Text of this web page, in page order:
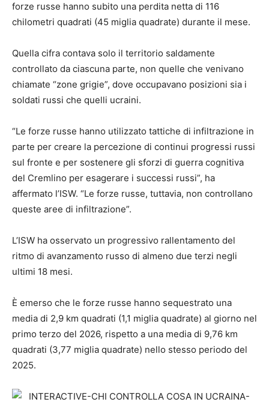
forze russe hanno subito una perdita netta di 116
chilometri quadrati (45 miglia quadrate) durante il mese.
Quella cifra contava solo il territorio saldamente
controllato da ciascuna parte, non quelle che venivano
chiamate “zone grigie”, dove occupavano posizioni sia i
soldati russi che quelli ucraini.
“Le forze russe hanno utilizzato tattiche di infiltrazione in
parte per creare la percezione di continui progressi russi
sul fronte e per sostenere gli sforzi di guerra cognitiva
del Cremlino per esagerare i successi russi”, ha
affermato l’ISW. “Le forze russe, tuttavia, non controllano
queste aree di infiltrazione”.
L’ISW ha osservato un progressivo rallentamento del
ritmo di avanzamento russo di almeno due terzi negli
ultimi 18 mesi.
È emerso che le forze russe hanno sequestrato una
media di 2,9 km quadrati (1,1 miglia quadrate) al giorno nel
primo terzo del 2026, rispetto a una media di 9,76 km
quadrati (3,77 miglia quadrate) nello stesso periodo del
2025.